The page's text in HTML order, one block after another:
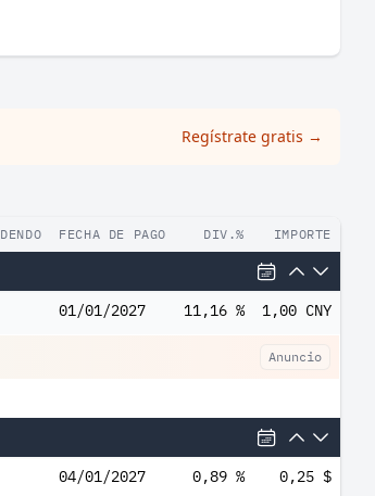
Regístrate gratis →
FECHA DE PAGO DIV.% IMPORTE
01/01/2027 11,16 % 1,00 CNY
Anuncio
04/01/2027 0,89 % 0,25 $